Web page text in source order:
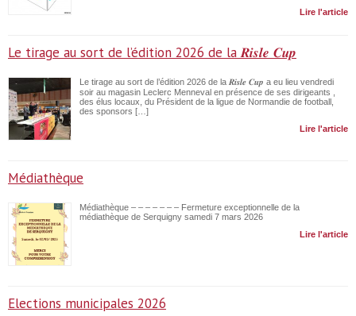
Lire l'article
Le tirage au sort de l’édition 2026 de la 𝑹𝒊𝒔𝒍𝒆 𝑪𝒖𝒑
Le tirage au sort de l’édition 2026 de la 𝑹𝒊𝒔𝒍𝒆 𝑪𝒖𝒑 a eu lieu vendredi
soir au magasin Leclerc Menneval en présence de ses dirigeants ,
des élus locaux, du Président de la ligue de Normandie de football,
des sponsors […]
Lire l'article
Médiathèque
Médiathèque – – – – – – – Fermeture exceptionnelle de la
médiathèque de Serquigny samedi 7 mars 2026
Lire l'article
Elections municipales 2026